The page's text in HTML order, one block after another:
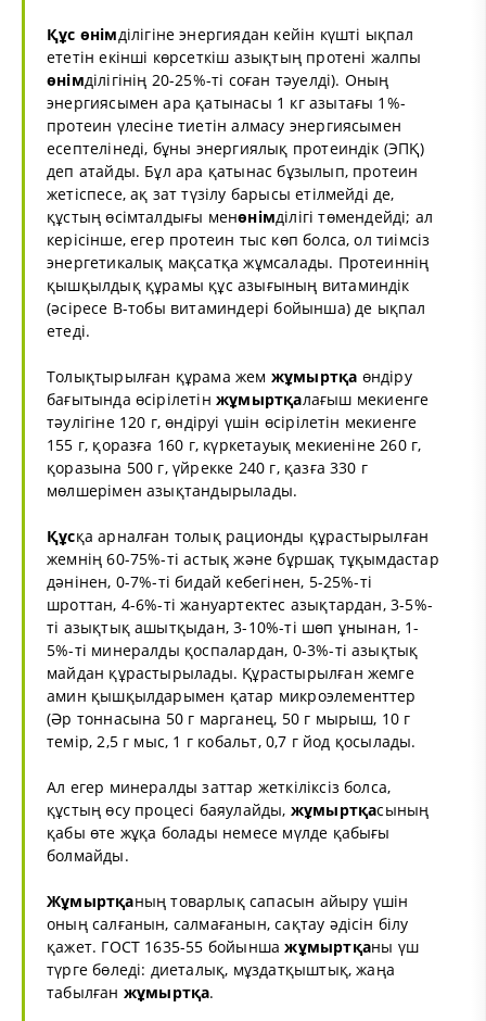
Құс өнімділігіне энергиядан кейін күшті ықпал
ететін екінші көрсеткіш азықтың протені жалпы
өнімділігінің 20-25%-ті соған тәуелді). Оның
энергиясымен ара қатынасы 1 кг азытағы 1%-
протеин үлесіне тиетін алмасу энергиясымен
есептелінеді, бұны энергиялық протеиндік (ЭПҚ)
деп атайды. Бұл ара қатынас бұзылып, протеин
жетіспесе, ақ зат түзілу барысы етілмейді де,
құстың өсімталдығы менөнімділігі төмендейді; ал
керісінше, егер протеин тыс көп болса, ол тиімсіз
энергетикалық мақсатқа жұмсалады. Протеиннің
қышқылдық құрамы құс азығының витаминдік
(әсіресе В-тобы витаминдері бойынша) де ықпал
етеді.
Толықтырылған құрама жем жұмыртқа өндіру
бағытында өсірілетінжұмыртқалағыш мекиенге
тәулігіне 120 г, өндіруі үшін өсірілетін мекиенге
155 г, қоразға 160 г, күркетауық мекиеніне 260 г,
қоразына 500 г, үйрекке 240 г, қазға 330 г
мөлшерімен азықтандырылады.
Құсқа арналған толық рационды құрастырылған
жемнің 60-75%-ті астық және бұршақ тұқымдастар
дәнінен, 0-7%-ті бидай кебегінен, 5-25%-ті
шроттан, 4-6%-ті жануартектес азықтардан, 3-5%-
ті азықтық ашытқыдан, 3-10%-ті шөп ұнынан, 1-
5%-ті минералды қоспалардан, 0-3%-ті азықтық
майдан құрастырылады. Құрастырылған жемге
амин қышқылдарымен қатар микроэлементтер
(Әр тоннасына 50 г марганец, 50 г мырыш, 10 г
темір, 2,5 г мыс, 1 г кобальт, 0,7 г йод қосылады.
Ал егер минералды заттар жеткіліксіз болса,
құстың өсу процесі баяулайды, жұмыртқасының
қабы өте жұқа болады немесе мүлде қабығы
болмайды.
Жұмыртқаның товарлық сапасын айыру үшін
оның салғанын, салмағанын, сақтау әдісін білу
қажет. ГОСТ 1635-55 бойыншажұмыртқаны үш
түрге бөледі: диеталық, мұздатқыштық, жаңа
табылған жұмыртқа.